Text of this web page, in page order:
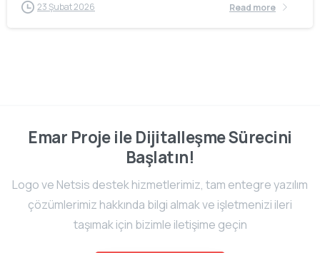
23 Şubat 2026 Read more
Emar Proje ile Dijitalleşme Sürecini
Başlatın!
Logo ve Netsis destek hizmetlerimiz, tam entegre yazılım
çözümlerimiz hakkında bilgi almak ve işletmenizi ileri
taşımak için bizimle iletişime geçin